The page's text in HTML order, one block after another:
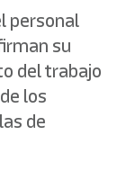
personal
su
del trabajo
los
de